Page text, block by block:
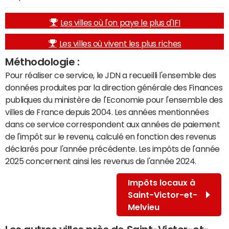
Les villes où l'on paye le plus d'IFI
Les villes où vivent les plus riches
Méthodologie :
Pour réaliser ce service, le JDN a recueilli l'ensemble des
données produites par la direction générale des Finances
publiques du ministère de l'Economie pour l'ensemble des
villes de France depuis 2004. Les années mentionnées
dans ce service correspondent aux années de paiement
de l'impôt sur le revenu, calculé en fonction des revenus
déclarés pour l'année précédente. Les impôts de l'année
2025 concernent ainsi les revenus de l'année 2024.
Impôts locaux à
Saint-Victor-et-
Melvieu